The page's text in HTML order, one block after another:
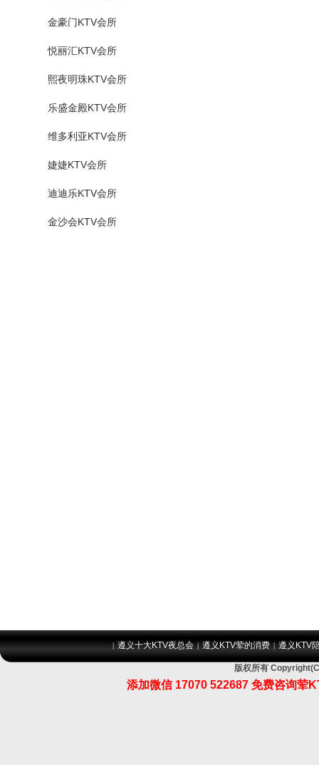
金豪门KTV会所
悦丽汇KTV会所
熙夜明珠KTV会所
乐盛金殿KTV会所
维多利亚KTV会所
婕婕KTV会所
迪迪乐KTV会所
金沙会KTV会所
|遵义十大KTV夜总会 |遵义KTV荤的消费 |遵义KTV
版权所有
添加微信 17070 522687 免费咨询荤